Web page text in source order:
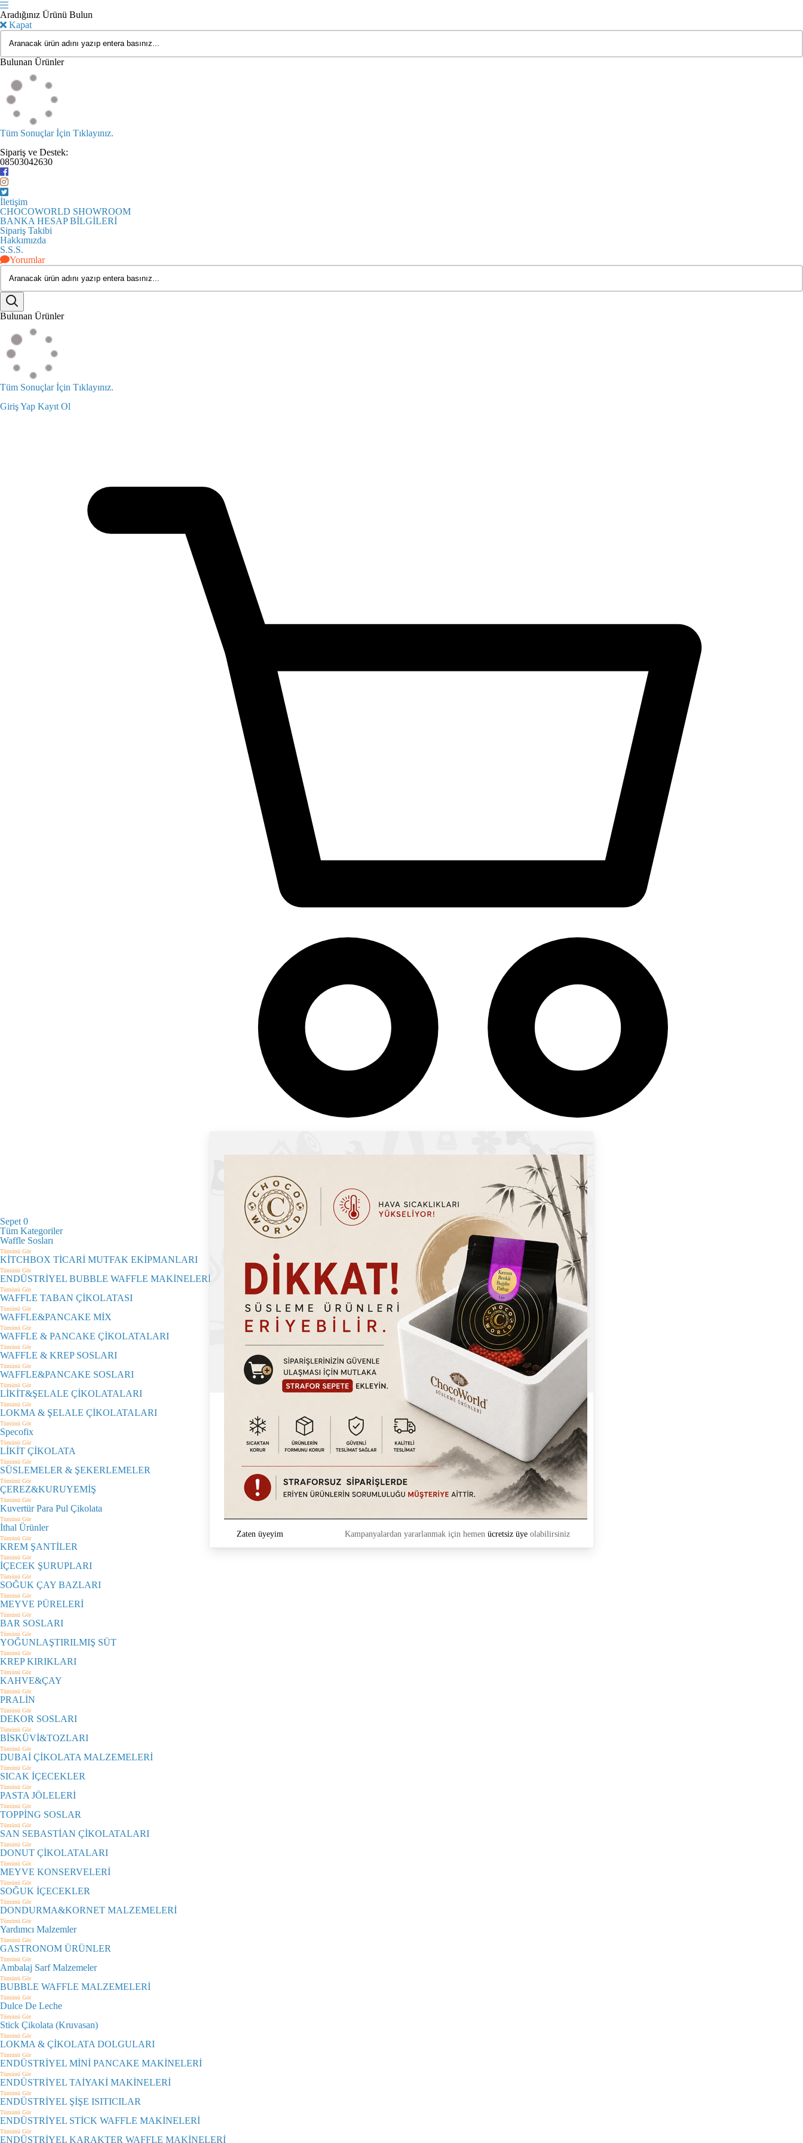
Aradığınız Ürünü Bulun
Kapat
Bulunan Ürünler
Tüm Sonuçlar İçin Tıklayınız.
Sipariş ve Destek:
08503042630
İletişim
CHOCOWORLD SHOWROOM
BANKA HESAP BİLGİLERİ
Sipariş Takibi
Hakkımızda
S.S.S.
Yorumlar
Bulunan Ürünler
Tüm Sonuçlar İçin Tıklayınız.
Giriş Yap Kayıt Ol
Sepet 0
Tüm Kategoriler
Waffle Sosları
Tümünü Gör
KİTCHBOX TİCARİ MUTFAK EKİPMANLARI
Tümünü Gör
ENDÜSTRİYEL BUBBLE WAFFLE MAKİNELERİ
Tümünü Gör
WAFFLE TABAN ÇİKOLATASI
Tümünü Gör
WAFFLE&PANCAKE MİX
Tümünü Gör
WAFFLE & PANCAKE ÇİKOLATALARI
Tümünü Gör
WAFFLE & KREP SOSLARI
Tümünü Gör
WAFFLE&PANCAKE SOSLARI
Tümünü Gör
LİKİT&ŞELALE ÇİKOLATALARI
Tümünü Gör
LOKMA & ŞELALE ÇİKOLATALARI
Tümünü Gör
Specofix
Tümünü Gör
LİKİT ÇİKOLATA
Tümünü Gör
SÜSLEMELER & ŞEKERLEMELER
Tümünü Gör
ÇEREZ&KURUYEMİŞ
Tümünü Gör
Kuvertür Para Pul Çikolata
Tümünü Gör
İthal Ürünler
Tümünü Gör
KREM ŞANTİLER
Tümünü Gör
İÇECEK ŞURUPLARI
Tümünü Gör
SOĞUK ÇAY BAZLARI
Tümünü Gör
MEYVE PÜRELERİ
Tümünü Gör
BAR SOSLARI
Tümünü Gör
YOĞUNLAŞTIRILMIŞ SÜT
Tümünü Gör
KREP KIRIKLARI
Tümünü Gör
KAHVE&ÇAY
Tümünü Gör
PRALİN
Tümünü Gör
DEKOR SOSLARI
Tümünü Gör
BİSKÜVİ&TOZLARI
Tümünü Gör
DUBAİ ÇİKOLATA MALZEMELERİ
Tümünü Gör
SICAK İÇECEKLER
Tümünü Gör
PASTA JÖLELERİ
Tümünü Gör
TOPPİNG SOSLAR
Tümünü Gör
SAN SEBASTİAN ÇİKOLATALARI
Tümünü Gör
DONUT ÇİKOLATALARI
Tümünü Gör
MEYVE KONSERVELERİ
Tümünü Gör
SOĞUK İÇECEKLER
Tümünü Gör
DONDURMA&KORNET MALZEMELERİ
Tümünü Gör
Yardımcı Malzemler
Tümünü Gör
GASTRONOM ÜRÜNLER
Tümünü Gör
Ambalaj Sarf Malzemeler
Tümünü Gör
BUBBLE WAFFLE MALZEMELERİ
Tümünü Gör
Dulce De Leche
Tümünü Gör
Stick Çikolata (Kruvasan)
Tümünü Gör
LOKMA & ÇİKOLATA DOLGULARI
Tümünü Gör
ENDÜSTRİYEL MİNİ PANCAKE MAKİNELERİ
Tümünü Gör
ENDÜSTRİYEL TAİYAKİ MAKİNELERİ
Tümünü Gör
ENDÜSTRİYEL ŞİŞE ISITICILAR
Tümünü Gör
ENDÜSTRİYEL STİCK WAFFLE MAKİNELERİ
Tümünü Gör
ENDÜSTRİYEL KARAKTER WAFFLE MAKİNELERİ
Kampanyalardan yararlanmak için hemen ücretsiz üye olabilirsiniz
Zaten üyeyim